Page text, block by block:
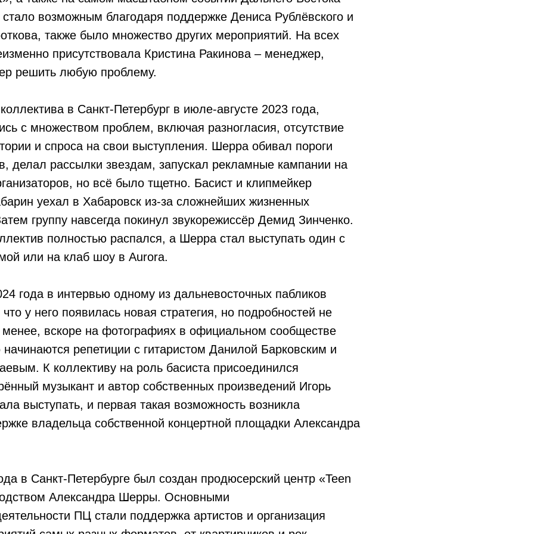
возможным благодаря поддержке Дениса Рублёвского и
также было множество других мероприятий. На всех
присутствовала Кристина Ракинова – менеджер,
решить любую проблему.
в Санкт-Петербург в июле-августе 2023 года,
с множеством проблем, включая разногласия, отсутствие
и спроса на свои выступления. Шерра обивал пороги
делал рассылки звездам, запускал рекламные кампании на
но всё было тщетно. Басист и клипмейкер
уехал в Хабаровск из-за сложнейших жизненных
группу навсегда покинул звукорежиссёр Демид Зинченко.
полностью распался, а Шерра стал выступать один с
или на клаб шоу в Aurora.
года в интервью одному из дальневосточных пабликов
у него появилась новая стратегия, но подробностей не
вскоре на фотографиях в официальном сообществе
начинаются репетиции с гитаристом Данилой Барковским и
К коллективу на роль басиста присоединился
музыкант и автор собственных произведений Игорь
выступать, и первая такая возможность возникла
владельца собственной концертной площадки Александра
в Санкт-Петербурге был создан продюсерский центр «Teen
Александра Шерры. Основными
ПЦ стали поддержка артистов и организация